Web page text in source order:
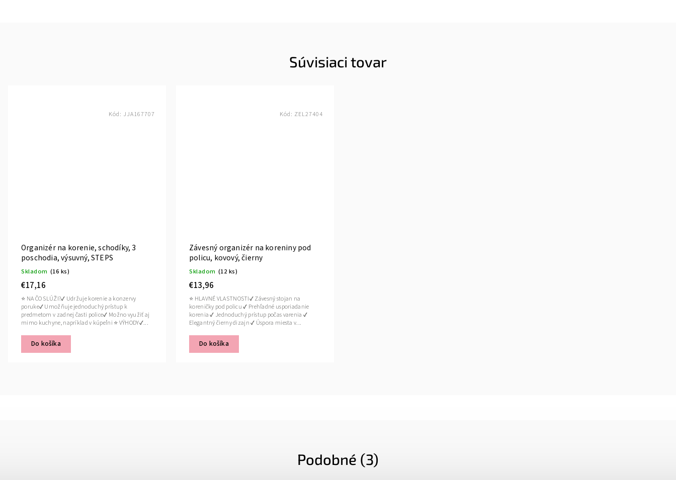
Súvisiaci tovar
Organizér na korenie, schodíky, 3
poschodia, výsuvný, STEPS
Skladom (16 ks)
€17,16
Do košíka
⭐ NA ČO SLÚŽI?✔ Udržuje korenie a konzervy
poruke✔ Umožňuje jednoduchý prístup k
predmetom v zadnej časti police✔ Možno využiť aj
mimo kuchyne, napríklad v kúpeľni ⭐ VÝHODY✔...
Kód: JJA167707
Závesný organizér na koreniny pod
policu, kovový, čierny
Skladom (12 ks)
€13,96
Do košíka
⭐ HLAVNÉ VLASTNOSTI✔ Závesný stojan na
koreničky pod policu ✔ Prehľadné usporiadanie
korenia ✔ Jednoduchý prístup počas varenia ✔
Elegantný čierny dizajn ✔ Úspora miesta v...
Kód: ZEL27404
Podobné (3)